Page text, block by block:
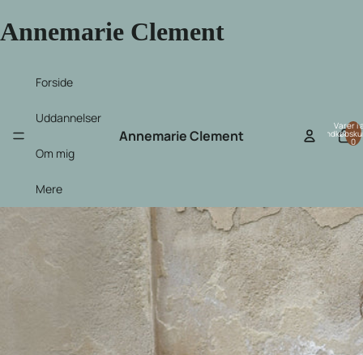
Annemarie Clement
Annemarie Clement
Forside
Uddannelser
Om mig
Mere
Varer i
0